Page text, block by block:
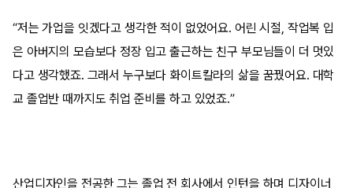
“저는 가업을 잇겠다고 생각한 적이 없었어요. 어린 시절, 작업복 입
은 아버지의 모습보다 정장 입고 출근하는 친구 부모님들이 더 멋있
다고 생각했죠. 그래서 누구보다 화이트칼라의 삶을 꿈꿨어요. 대학
교 졸업반 때까지도 취업 준비를 하고 있었죠.”
산업디자인을 전공한 그는 졸업 전 회사에서 인턴을 하며 디자이너